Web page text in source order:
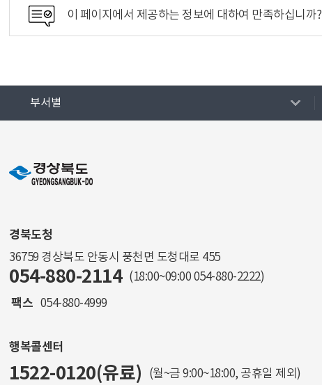
이 페이지에서 제공하는 정보에 대하여 만족하십니까?
부서별
경북도청
36759 경상북도 안동시 풍천면 도청대로 455
054-880-2114 (18:00~09:00 054-880-2222)
팩스 054-880-4999
행복콜센터
1522-0120(유료) (월~금 9:00~18:00, 공휴일 제외)